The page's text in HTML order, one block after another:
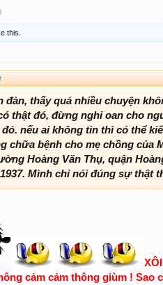
chỗ Ma Nữ _ Giúp chi trả tiền viện phí
có hiếu với mẹ chồng we chịu hem nỗi
giỡn !
Chuyện bình thường như cân đường
tại seo ??? Ai bik trả lời tại seo ? Mún
this.
↑
đàn, thấy quá nhiều chuyện
thật đó, đừng nghi oan cho
nếu ai không tin thì có thể
chữa bệnh cho mẹ chồng của
Hoàng Văn Thụ, quận
Mình chỉ nói đúng sự thật
cảm cảm thông giùm ! Sao